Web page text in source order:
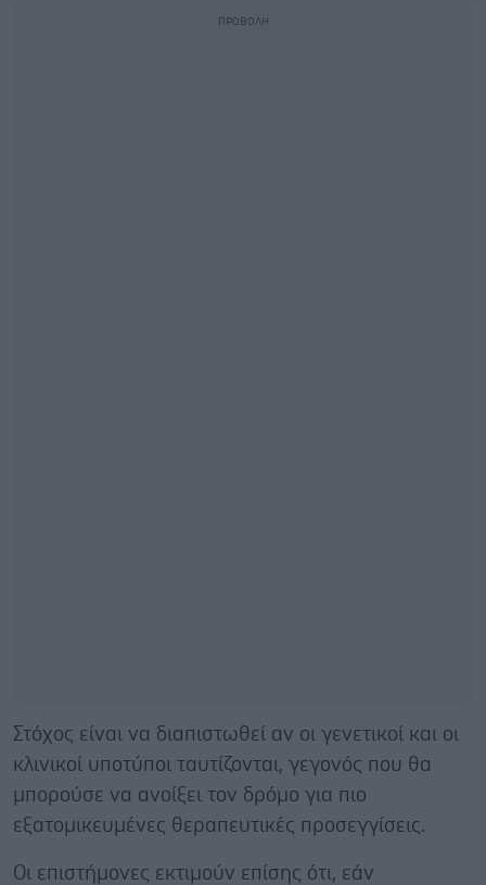
Στόχος είναι να διαπιστωθεί αν οι γενετικοί και οι
κλινικοί υποτύποι ταυτίζονται, γεγονός που θα
μπορούσε να ανοίξει τον δρόμο για πιο
εξατομικευμένες θεραπευτικές προσεγγίσεις.
Οι επιστήμονες εκτιμούν επίσης ότι, εάν